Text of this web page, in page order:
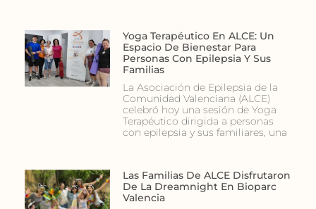
Yoga Terapéutico En ALCE: Un
Espacio De Bienestar Para
Personas Con Epilepsia Y Sus
Familias
La Asociación de Epilepsia de la
Comunidad Valenciana (ALCE)
celebró hoy una sesión de Yoga
Terapéutico dirigida a personas
con epilepsia y sus familiares, una
Las Familias De ALCE Disfrutaron
De La Dreamnight En Bioparc
Valencia